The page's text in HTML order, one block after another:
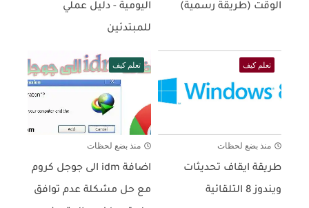
الوقت (طريقة رسمية)
اليومية - دليل عملي
للمبتدئين
تعلم كيف
منذ بضع لحظات
طريقة ايقاف تحديثات
ويندوز 8 التلقائية
تعلم كيف
منذ بضع لحظات
اضافة idm الى جوجل كروم
مع حل مشكلة عدم توافق